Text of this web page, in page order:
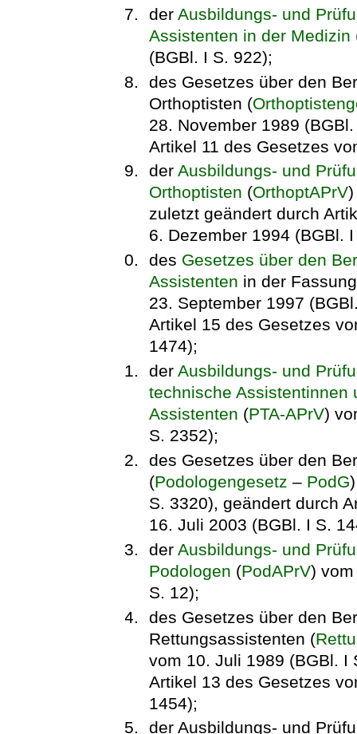
der Ausbildungs- und
Assistenten in der Medizin
(BGBl. I S. 922);
des Gesetzes über den
Orthoptisten (
28. November 1989
Artikel 11 des Gesetzes
der Ausbildungs- und
Orthoptisten (OrthoptAPrV)
zuletzt geändert durch
6. Dezember 1994 (BGBl.
des Gesetzes über den
Assistenten in der
23. September 1997
Artikel 15 des Gesetzes
1474);
der Ausbildungs- und
technische Assistentinnen
Assistenten (PTA-APrV)
S. 2352);
des Gesetzes über den
(Podologengesetz – PodG
S. 3320), geändert durch
16. Juli 2003 (BGBl. I S.
der Ausbildungs- und
Podologen (PodAPrV)
S. 12);
des Gesetzes über den
Rettungsassistenten (
vom 10. Juli 1989 (BGBl. I
Artikel 13 des Gesetzes
1454);
der Ausbildungs- und